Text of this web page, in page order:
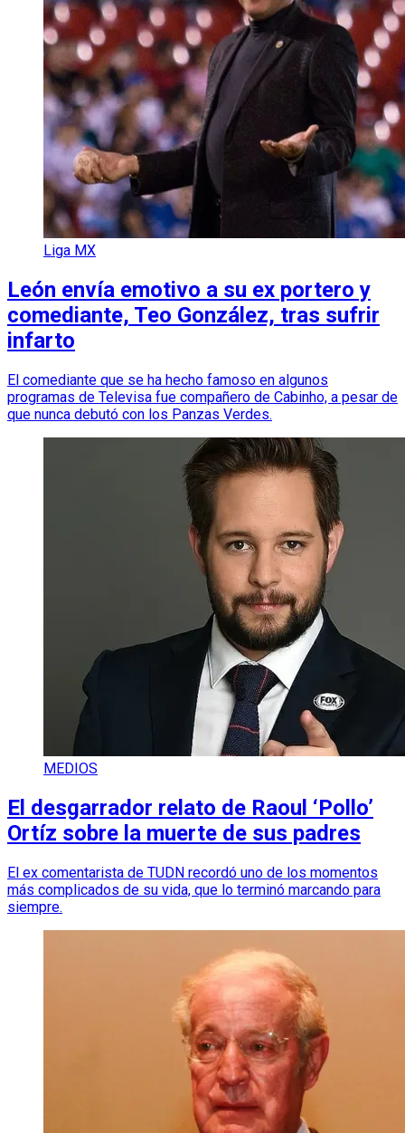
Liga MX
León envía emotivo a su ex portero y
comediante, Teo González, tras sufrir
infarto
El comediante que se ha hecho famoso en algunos
programas de Televisa fue compañero de Cabinho, a pesar de
que nunca debutó con los Panzas Verdes.
MEDIOS
El desgarrador relato de Raoul ‘Pollo’
Ortíz sobre la muerte de sus padres
El ex comentarista de TUDN recordó uno de los momentos
más complicados de su vida, que lo terminó marcando para
siempre.